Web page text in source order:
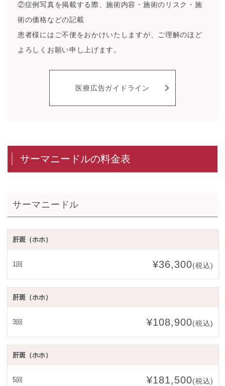
②症例写真を掲載する際、施術内容・施術のリスク・施
術の価格などの記載
患者様にはご不便をおかけいたしますが、ご理解のほど
よろしくお願い申し上げます。
医療広告ガイドライン
サーマニードルの料金表
サーマニードル
肝斑（ホホ）
1回 ¥36,300(税込)
肝斑（ホホ）
3回 ¥108,900(税込)
肝斑（ホホ）
5回 ¥181,500(税込)